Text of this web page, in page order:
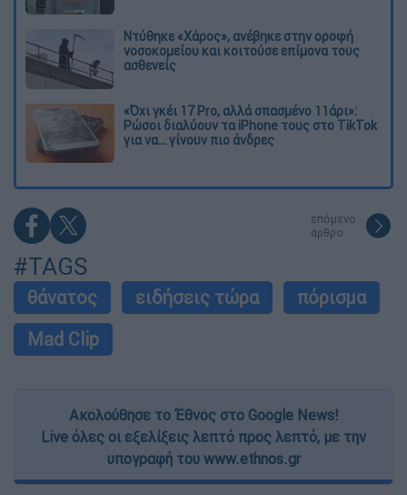
Ντύθηκε «Χάρος», ανέβηκε στην οροφή
νοσοκομείου και κοιτούσε επίμονα τους
ασθενείς
«Όχι γκέι 17 Pro, αλλά σπασμένο 11άρι»:
Ρώσοι διαλύουν τα iPhone τους στο TikTok
για να... γίνουν πιο άνδρες
επόμενο
άρθρο
#TAGS
θάνατος ειδήσεις τώρα
πόρισμα
Mad Clip
Ακολούθησε το Έθνος στο Google News!
Live όλες οι εξελίξεις λεπτό προς λεπτό, με την
υπογραφή του www.ethnos.gr